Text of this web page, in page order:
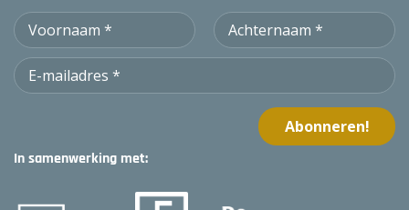
In samenwerking met: